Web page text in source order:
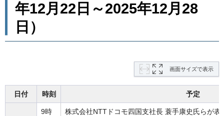
年12月22日～2025年12月28
日）
画面サイズで表示
日付 時刻 予定
9時 株式会社NTTドコモ四国支社長 蓑手康史氏らが表